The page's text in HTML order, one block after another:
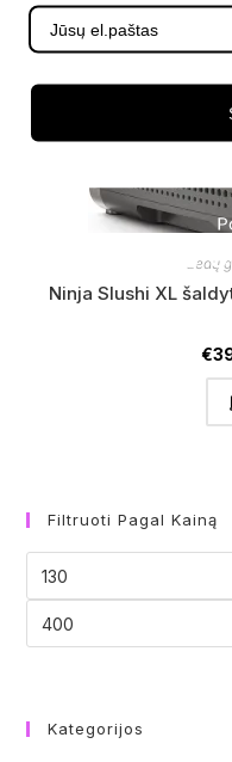
Ledų
Ninja Slushi XL
€
Filtruoti Pagal Kainą
Kategorijos